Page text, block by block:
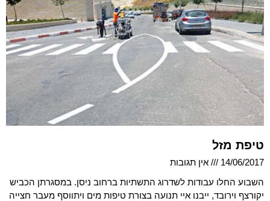
טיפת מזל
14/06/2017
אין תגובות
השבוע החלו עבודות לשדרוג התשתיות ברחוב ניסן. במסגרתן הכביש
יקורצף וירובד, ייבנו איי תנועה בצורת טיפות מים ויתווסף מעבר חצייה